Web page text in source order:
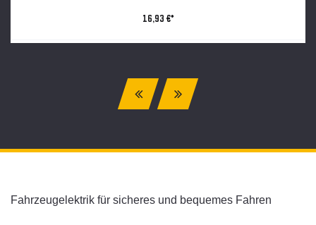
16,93 €*
Fahrzeugelektrik für sicheres und bequemes Fahren